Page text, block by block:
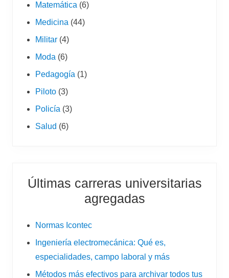
Matemática (6)
Medicina (44)
Militar (4)
Moda (6)
Pedagogía (1)
Piloto (3)
Policía (3)
Salud (6)
Últimas carreras universitarias
agregadas
Normas Icontec
Ingeniería electromecánica: Qué es,
especialidades, campo laboral y más
Métodos más efectivos para archivar todos tus